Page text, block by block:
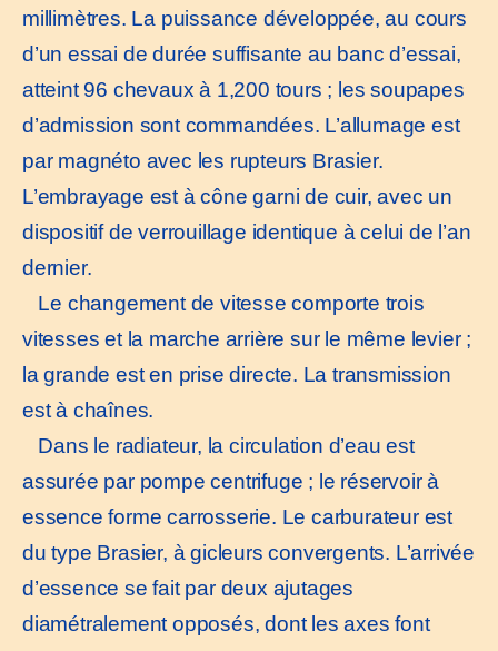
millimètres. La puissance développée, au cours
d’un essai de durée suffisante au banc d’essai,
atteint 96 chevaux à 1,200 tours ; les soupapes
d’admission sont commandées. L’allumage est
par magnéto avec les rupteurs Brasier.
L’embrayage est à cône garni de cuir, avec un
dispositif de verrouillage identique à celui de l’an
dernier.
Le changement de vitesse comporte trois
vitesses et la marche arrière sur le même levier ;
la grande est en prise directe. La transmission
est à chaînes.
Dans le radiateur, la circulation d’eau est
assurée par pompe centrifuge ; le réservoir à
essence forme carrosserie. Le carburateur est
du type Brasier, à gicleurs convergents. L’arrivée
d’essence se fait par deux ajutages
diamétralement opposés, dont les axes font